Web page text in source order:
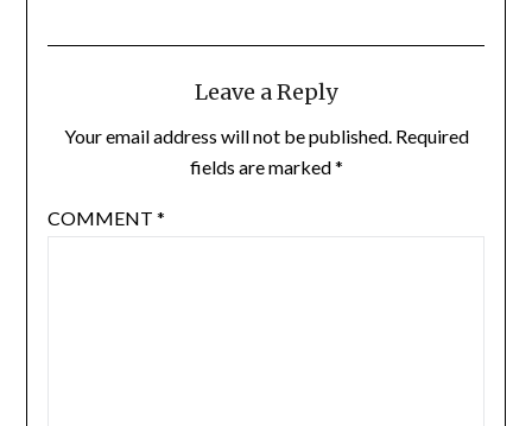
Leave a Reply
Your email address will not be published. Required
fields are marked*
COMMENT *